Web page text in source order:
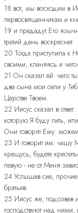
18 вот, мы восходим в
первосвященникам и
19 и предадут Его
третий день воскреснет.
20 Тогда приступила к
своими, кланяясь и
21 Он сказал ей: чего
два сына мои сели у
Царстве Твоем.
22 Иисус сказал в
которую Я буду пить,
Они говорят Ему:
23 И говорит им: чашу
крещусь, будете
левую - не от Меня
24 Услышав сие, прочие
братьев.
25 Иисус же, подозвав
господствуют над